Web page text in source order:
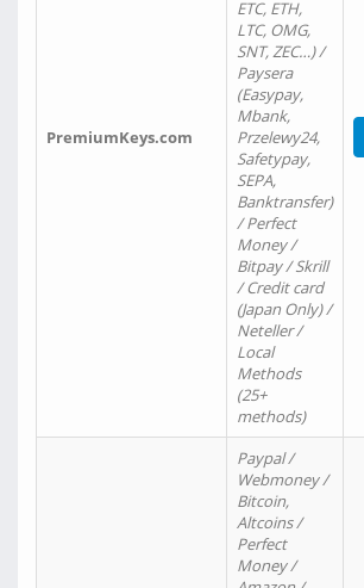
PremiumKeys.com
ETC, ETH,
LTC, OMG,
SNT, ZEC…) /
Paysera
(Easypay,
Mbank,
Przelewy24,
Safetypay,
SEPA,
Banktransfer)
/ Perfect
Money /
Bitpay / Skrill
/ Credit card
(Japan Only) /
Neteller /
Local
Methods
(25+
methods)
Paypal /
Webmoney /
Bitcoin,
Altcoins /
Perfect
Money /